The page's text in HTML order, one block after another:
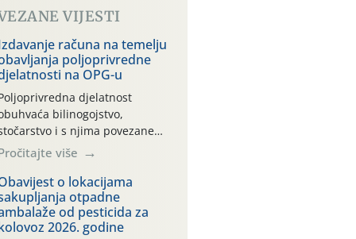
VIJESTI
računa na temelju
poljoprivredne
na OPG-u
djelatnost
bilinogojstvo,
i s njima povezane
djelatnosti. Prema
Nacionalnoj klasifikaciji
(NKD 2025) to su
01.1, 01.2, 01.3, 01.4,
i 01.6. Djelatnost prerade
proizvoda je
više
o lokacijama
otpadne
od pesticida za
2026. godine